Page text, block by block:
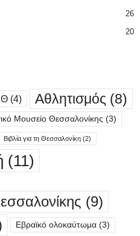
26
20
(4) Αθλητισμός (8)
Μουσείο Θεσσαλονίκης (3)
Βιβλία για τη Θεσσαλονίκη (2)
(11)
(9)
Εβραϊκό ολοκαύτωμα (3)